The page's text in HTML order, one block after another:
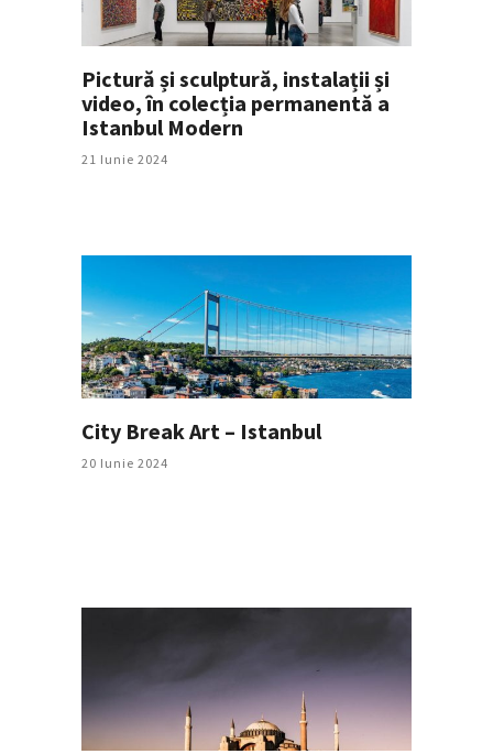
Pictură și sculptură, instalații și
video, în colecția permanentă a
Istanbul Modern
21 Iunie 2024
City Break Art – Istanbul
20 Iunie 2024